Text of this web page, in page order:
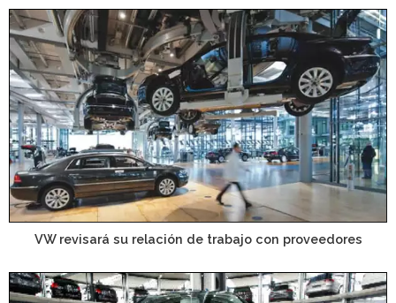
VW revisará su relación de trabajo con proveedores